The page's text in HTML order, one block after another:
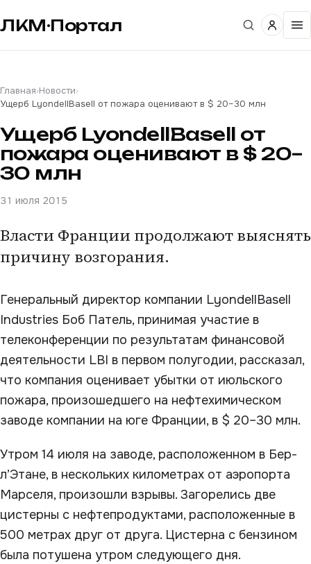
ЛКМ·Портал
Главная›Новости›
Ущерб LyondellBasell от пожара оценивают в $ 20–30 млн
Ущерб LyondellBasell от
пожара оценивают в $ 20–
30 млн
31 июля 2015
Власти Франции продолжают выяснять
причину возгорания.
Генеральный директор компании LyondellBasell
Industries Боб Патель, принимая участие в
телеконференции по результатам финансовой
деятельности LBI в первом полугодии, рассказал,
что компания оценивает убытки от июльского
пожара, произошедшего на нефтехимическом
заводе компании на юге Франции, в $ 20–30 млн.
Утром 14 июля на заводе, расположенном в Бер-
л’Этане, в нескольких километрах от аэропорта
Марселя, произошли взрывы. Загорелись две
цистерны с нефтепродуктами, расположенные в
500 метрах друг от друга. Цистерна с бензином
была потушена утром следующего дня.